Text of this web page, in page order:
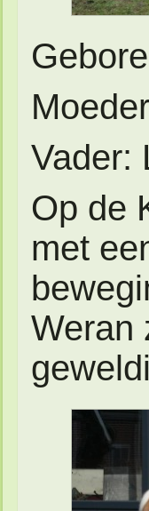
Vader:
Op de
met
Weran